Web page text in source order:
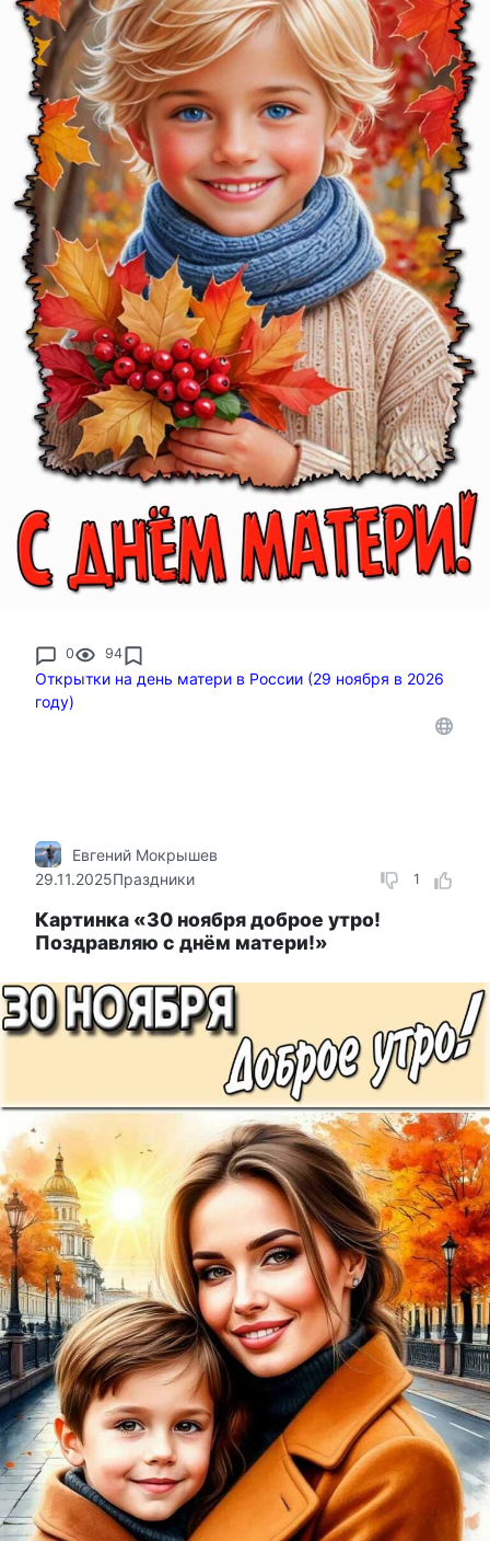
0 94
Открытки на день матери в России (29 ноября в 2026
году)
1
Евгений Мокрышев
29.11.2025Праздники
Картинка «30 ноября доброе утро!
Поздравляю с днём матери!»